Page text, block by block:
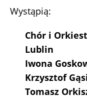
Wystąpią:
Chór i
Lublin
Iwona
Krzysztof
Tomasz